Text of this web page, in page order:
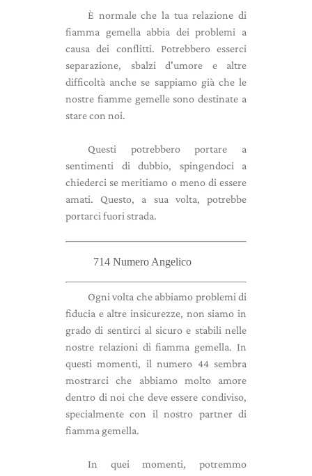
È normale che la tua relazione di
fiamma gemella abbia dei problemi a
causa dei conflitti. Potrebbero esserci
separazione, sbalzi d'umore e altre
difficoltà anche se sappiamo già che le
nostre fiamme gemelle sono destinate a
stare con noi.
Questi potrebbero portare a
sentimenti di dubbio, spingendoci a
chiederci se meritiamo o meno di essere
amati. Questo, a sua volta, potrebbe
portarci fuori strada.
714 Numero Angelico
Ogni volta che abbiamo problemi di
fiducia e altre insicurezze, non siamo in
grado di sentirci al sicuro e stabili nelle
nostre relazioni di fiamma gemella. In
questi momenti, il numero 44 sembra
mostrarci che abbiamo molto amore
dentro di noi che deve essere condiviso,
specialmente con il nostro partner di
fiamma gemella.
In quei momenti, potremmo